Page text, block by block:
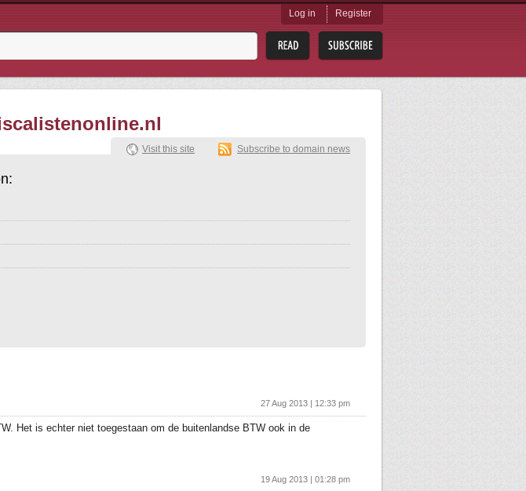
Log in Register
Visit this site Subscribe to domain news
27 Aug 2013 | 12:33 pm
Het is echter niet toegestaan om de buitenlandse BTW ook in de
19 Aug 2013 | 01:28 pm